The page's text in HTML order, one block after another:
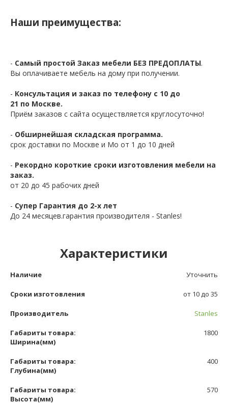
Наши преимущества:
- Самый простой Заказ мебели БЕЗ ПРЕДОПЛАТЫ.
Вы оплачиваете мебель на дому при получении.
- Консультация и заказ по телефону с 10 до
21 по Москве.
Приём заказов с сайта осуществляется круглосуточно!
- Обширнейшая складская программа.
срок доставки по Москве и Мо от 1 до 10 дней
- Рекордно короткие сроки изготовления мебели на
заказ.
от 20 до 45 рабочих дней
- Супер Гарантия до 2-х лет
До 24 месяцев.гарантия производителя - Stanles!
Характеристики
Наличие Уточнить
Сроки изготовления от 10 до 35
Производитель Stanles
Габариты товара:
Ширина(мм)
1800
Габариты товара:
Глубина(мм)
400
Габариты товара:
Высота(мм)
570